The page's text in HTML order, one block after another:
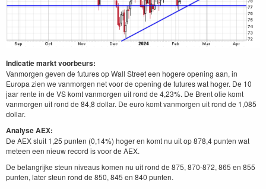
Indicatie markt voorbeurs:
Vanmorgen geven de futures op Wall Street een hogere opening aan, in
Europa zien we vanmorgen net voor de opening de futures wat hoger. De 10
jaar rente in de VS komt vanmorgen uit rond de 4,23%. De Brent olie komt
vanmorgen uit rond de 84,8 dollar. De euro komt vanmorgen uit rond de 1,085
dollar.
Analyse AEX:
De AEX sluit 1,25 punten (0,14%) hoger en komt nu uit op 878,4 punten wat
meteen een nieuw record is voor de AEX.
De belangrijke steun niveaus komen nu uit rond de 875, 870-872, 865 en 855
punten, later steun rond de 850, 845 en 840 punten.